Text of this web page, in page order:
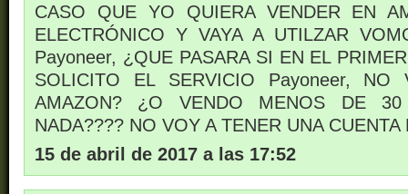
CASO QUE YO QUIERA VENDER EN
ELECTRÓNICO Y VAYA A UTILZAR
Payoneer, ¿QUE PASARA SI EN EL
SOLICITO EL SERVICIO Payoneer, NO
AMAZON? ¿O VENDO MENOS DE 30
NADA???? NO VOY A TENER UNA CUENTA
15 de abril de 2017 a las 17:52